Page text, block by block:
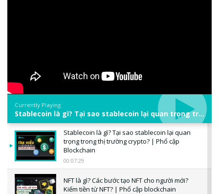
Currently Playing
Stablecoin là gì? Tại sao stablecoin lại quan trọng trong thị trường crypto? | Phổ cập Blockchain
Stablecoin là gì? Tại sao stablecoin lại quan
trọng trong thị trường crypto? | Phổ cập
Blockchain
00:07:29
NFT là gì? Các bước tạo NFT cho người mới?
Kiếm tiền từ NFT? | Phổ cập blockchain